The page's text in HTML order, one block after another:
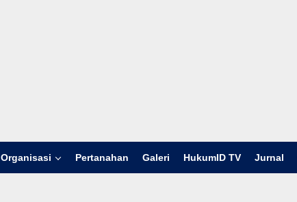
Organisasi Pertanahan Galeri HukumID TV Jurnal